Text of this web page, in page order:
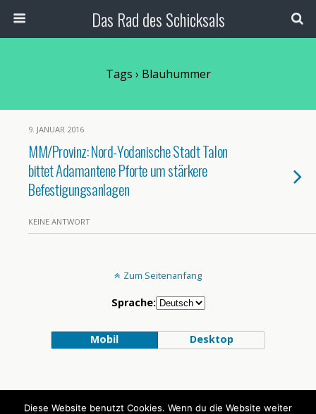
Das Rad des Schicksals
Tags › Blauhummer
9. JANUAR 2016
MM/Provinz: Nord-Yodanische Stadt Talon
bittet Adamantene Pforte um stärkere
Befestigungsanlagen
KEINE ANTWORT
Zum Seitenanfang
Sprache:
Mobil Desktop
Diese Website benutzt Cookies. Wenn du die Website weiter